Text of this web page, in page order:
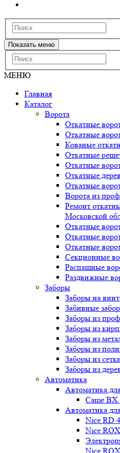
Показать меню
МЕНЮ
Главная
Каталог
Ворота
Откатные
Откатные
Кованые
Откатные
Откатные
Откатные
Откатные
Ворота из
Ремонт
Московской
Откатные
Откатные
Откатные
Секционные
Распашные
Раздвижные
Заборы
Заборы на
Забивные
Заборы из
Заборы из
Заборы из
Заборы из
Заборы из
Заборы из
Автоматика
Автоматика
Came BX
Автоматика
Nice RD
Nice
Nice